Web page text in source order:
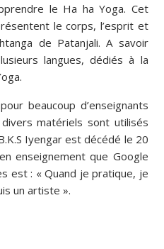
le Ha ha Yoga. Cet
le corps, l’esprit et
de Patanjali. A savoir
langues, dédiés à la
beaucoup d’enseignants
matériels sont utilisés
Iyengar est décédé le 20
enseignement que Google
est : « Quand je pratique, je
un artiste ».